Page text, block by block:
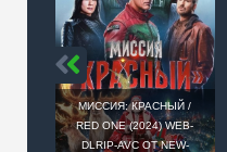
МИССИЯ: КРАСНЫЙ /
RED ONE (2024) WEB-
DLRIP-AVC ОТ NEW-